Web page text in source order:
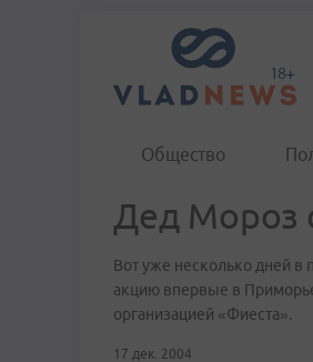
Общество
Дед Мороз
Вот уже несколько дней в
акцию впервые в
организацией «Фиеста».
17 дек. 2004